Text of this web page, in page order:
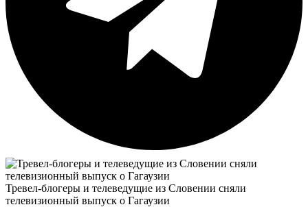
Тревел-блогеры и телеведущие из Словении сняли
телевизионный выпуск о Гагаузии